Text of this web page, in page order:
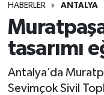
HABERLER ANTALYA
tasarımı
Antalya’da
Sevimçok Sivil
Tüm Manşetler
Son Dakika
Haber Arşivi